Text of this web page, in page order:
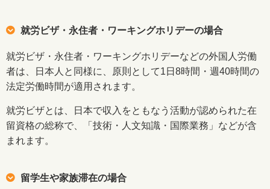
就労ビザ・永住者・ワーキングホリデーの場合
就労ビザ・永住者・ワーキングホリデーなどの外国人労働
者は、日本人と同様に、原則として1日8時間・週40時間の
法定労働時間が適用されます。
就労ビザとは、日本で収入をともなう活動が認められた在
留資格の総称で、「技術・人文知識・国際業務」などが含
まれます。
留学生や家族滞在の場合